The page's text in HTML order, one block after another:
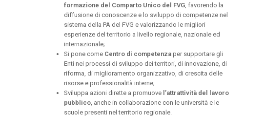
formazione del Comparto Unico del FVG, favorendo la
diffusione di conoscenze e lo sviluppo di competenze nel
sistema della PA del FVG e valorizzando le migliori
esperienze del territorio a livello regionale, nazionale ed
internazionale;
Si pone come Centro di competenzaper supportare gli
Enti nei processi di sviluppo dei territori, di innovazione, di
riforma, di miglioramento organizzativo, di crescita delle
risorse e professionalità interne;
Sviluppa azioni dirette a promuove l’attrattività del lavoro
pubblico, anche in collaborazione con le università e le
scuole presenti nel territorio regionale.